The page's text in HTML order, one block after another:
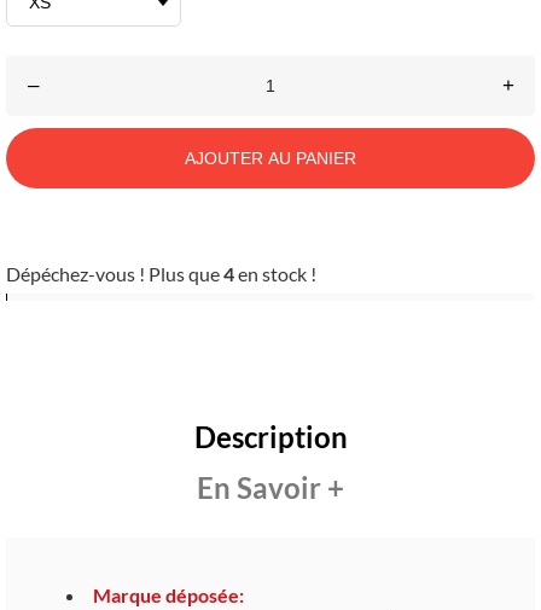
– +
AJOUTER AU PANIER
Dépéchez-vous ! Plus que4en stock !
Description
En Savoir +
Marque déposée: